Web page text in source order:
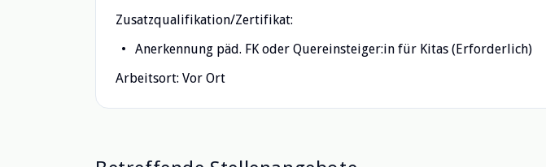
Zusatzqualifikation/Zertifikat:
Anerkennung päd. FK oder Quereinsteiger:in für Kitas (Erforderlich)
Arbeitsort: Vor Ort